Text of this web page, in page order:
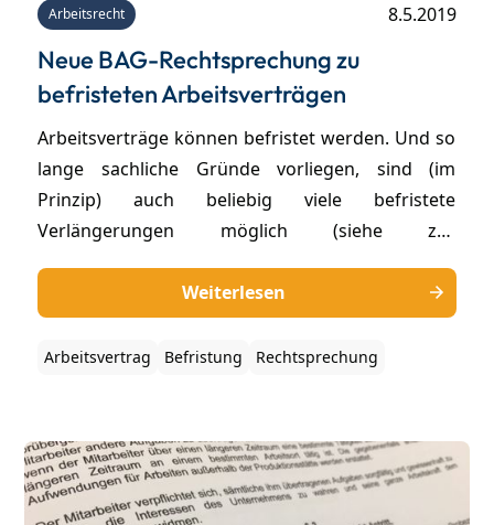
Arbeitsrecht 8.5.2019
Neue BAG-Rechtsprechung zu
befristeten Arbeitsverträgen
Arbeitsverträge können befristet werden. Und so
lange sachliche Gründe vorliegen, sind (im
Prinzip) auch beliebig viele befristete
Verlängerungen möglich (siehe zur
Missbrauchkontrolle unseren Blogbeitrag zur
„Befristungsampel") . Anders sieht es bei
sachgrundlosen Befristungen aus. Hier sind nur
Doch wie sieht es aus, wenn bereits zuvor ein
Arbeitsverhältnis mit demselben Arbeitgeber
bestanden hat? Das BAG hat seine
Weiterlesen
Arbeitsvertrag Befristung Rechtsprechung